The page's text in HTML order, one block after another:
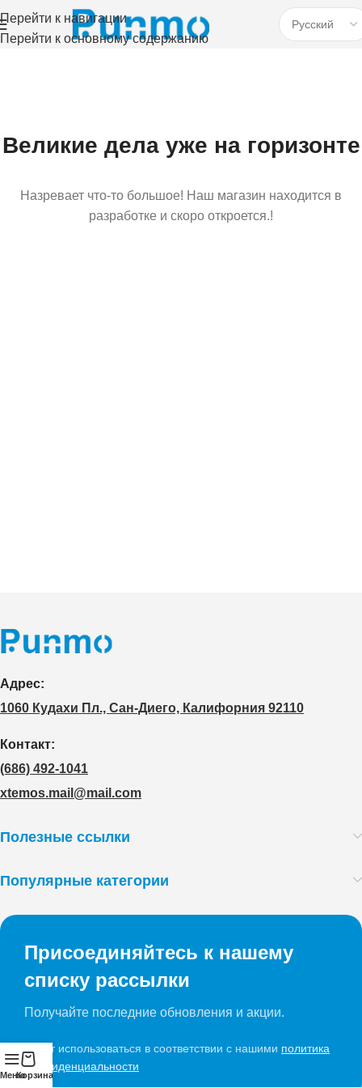
Перейти к навигации
Перейти к основному содержанию
Великие дела уже на горизонте
Назревает что-то большое! Наш магазин находится в
разработке и скоро откроется.!
Адрес:
1060 Кудахи Пл., Сан-Диего, Калифорния 92110
Контакт:
(686) 492-1041
xtemos.mail@mail.com
Полезные ссылки
Популярные категории
Присоединяйтесь к нашему
списку рассылки
Получайте последние обновления и акции.
Будет использоваться в соответствии с нашими политика
конфиденциальности
МенюКорзина